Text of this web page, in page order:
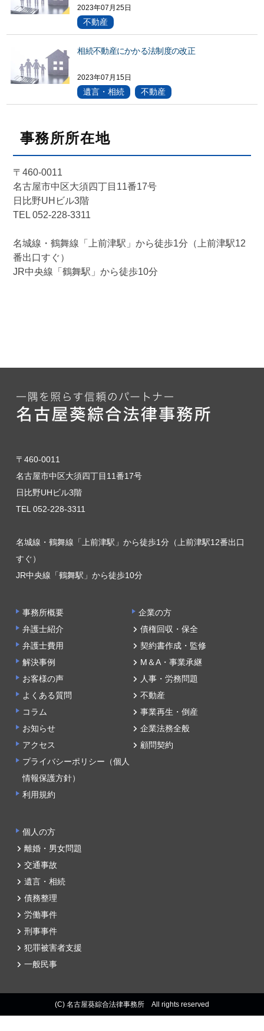
2023年07月25日
不動産
相続不動産にかかる法制度の改正
2023年07月15日
遺言・相続 不動産
事務所所在地
〒460-0011
名古屋市中区大須四丁目11番17号
日比野UHビル3階
TEL 052-228-3311
名城線・鶴舞線「上前津駅」から徒歩1分（上前津駅12
番出口すぐ）
JR中央線「鶴舞駅」から徒歩10分
〒460-0011
名古屋市中区大須四丁目11番17号
日比野UHビル3階
TEL 052-228-3311
名城線・鶴舞線「上前津駅」から徒歩1分（上前津駅12番出口
すぐ）
JR中央線「鶴舞駅」から徒歩10分
事務所概要
弁護士紹介
弁護士費用
解決事例
お客様の声
よくある質問
コラム
お知らせ
アクセス
プライバシーポリシー（個人
情報保護方針）
利用規約
企業の方
債権回収・保全
契約書作成・監修
M＆A・事業承継
人事・労務問題
不動産
事業再生・倒産
企業法務全般
顧問契約
個人の方
離婚・男女問題
交通事故
遺言・相続
債務整理
労働事件
刑事事件
犯罪被害者支援
一般民事
(C) 名古屋葵綜合法律事務所 All rights reserved